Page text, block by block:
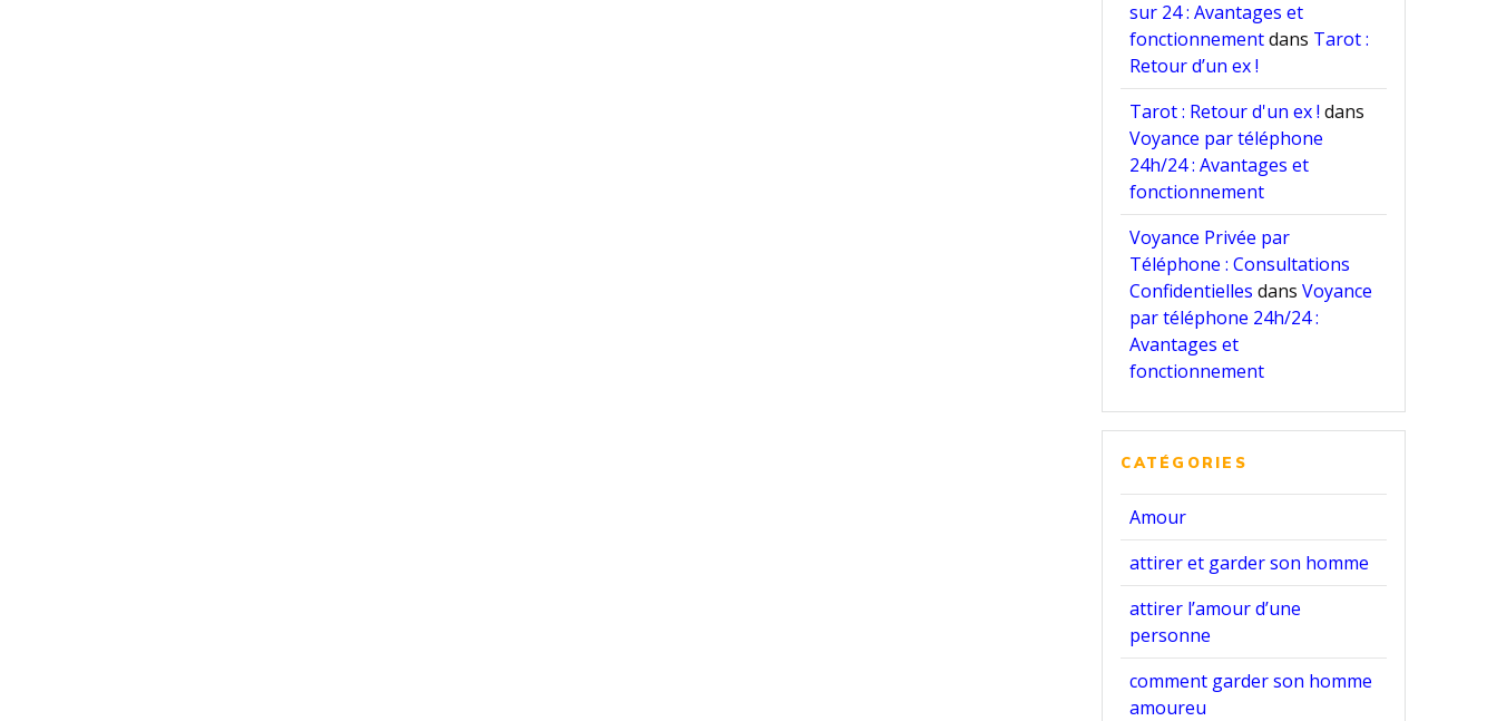
sur 24 : Avantages et
fonctionnementdans Tarot :
Retour d’un ex !
Tarot : Retour d'un ex ! dans
Voyance par téléphone
24h/24 : Avantages et
fonctionnement
Voyance Privée par
Téléphone : Consultations
Confidentielles dansVoyance
par téléphone 24h/24 :
Avantages et
fonctionnement
CATÉGORIES
Amour
attirer et garder son homme
attirer l’amour d’une
personne
comment garder son homme
amoureu